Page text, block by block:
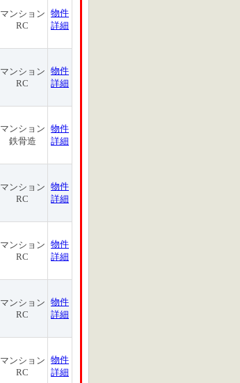
マンション
RC
物件
詳細
マンション
RC
物件
詳細
マンション
鉄骨造
物件
詳細
マンション
RC
物件
詳細
マンション
RC
物件
詳細
マンション
RC
物件
詳細
マンション
RC
物件
詳細